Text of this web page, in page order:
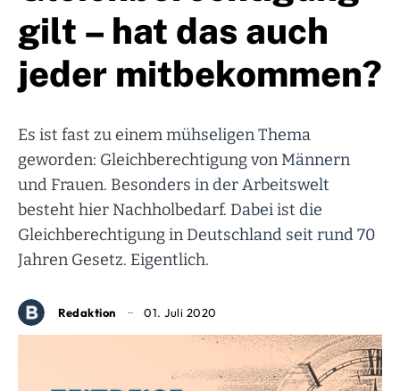
gilt – hat das auch
jeder mitbekommen?
Es ist fast zu einem mühseligen Thema
geworden: Gleichberechtigung von Männern
und Frauen. Besonders in der Arbeitswelt
besteht hier Nachholbedarf. Dabei ist die
Gleichberechtigung in Deutschland seit rund 70
Jahren Gesetz. Eigentlich.
Redaktion 01. Juli 2020